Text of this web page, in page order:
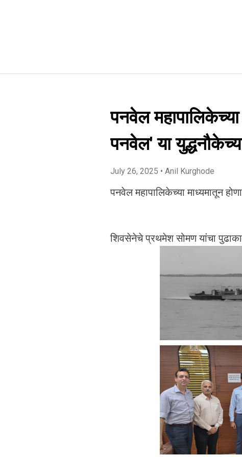
पनवेल
पनवेल' या
July 26, 2025 • Anil Kurghode
पनवेल महापालिकेच्या माध्यमातून
शिवसेनेचे प्रथमेश सोमण यांचा